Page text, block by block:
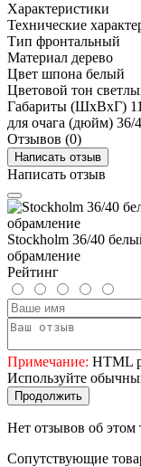
Характеристики
Технические
Тип фронтальный
Материал дерево
Цвет шпона белый
Цветовой тон
Габариты (ШхВхГ)
для очага (дюйм) 36/
Отзывов (0)
Написать отзыв
Написать отзыв
Stockholm 36/40
обрамление
Рейтинг
Примечание: HTML
Используйте
Продолжить
Нет отзывов об этом
Сопутствующие